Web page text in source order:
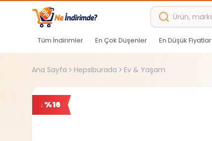
Ana içeriğe atla
Tüm İndirimler En Çok Düşenler En Düşük Fiyatlar
Ana Sayfa Hepsiburada Ev & Yaşam
%16